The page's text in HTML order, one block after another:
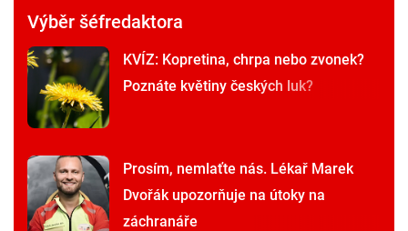
Výběr šéfredaktora
KVÍZ: Kopretina, chrpa nebo zvonek?
Poznáte květiny českých luk?
Prosím, nemlaťte nás. Lékař Marek
Dvořák upozorňuje na útoky na
záchranáře